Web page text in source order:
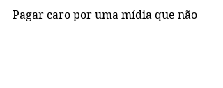
Pagar caro por uma mídia que não